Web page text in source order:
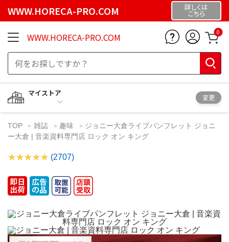
WWW.HORECA-PRO.COM 詳しくは
こちら
WWW.HORECA-PRO.COM 0
マイストア
変更
TOP 雑誌 趣味
ジョニー大倉ライブパンフレット ジョニ
ー大倉 | 音楽資料専門店 ロック オン キング
(2707)